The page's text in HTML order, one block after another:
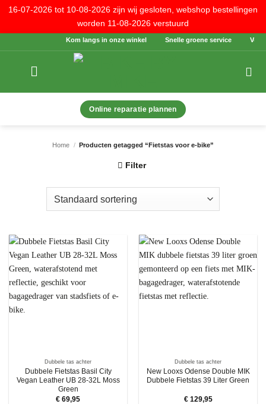
16-07-2026 tot 10-08-2026 zijn wij gesloten, webshop bestellingen
worden 11-08-2026 verstuurd
naar
Kom langs in onze winkel Snelle groene service Veilig
Online reparatie plannen
Home / Producten getagged “Fietstas voor e-bike”
Filter
Dubbele tas achter
Dubbele Fietstas Basil City
Vegan Leather UB 28-32L Moss
Green
€ 69,95
Dubbele tas achter
New Looxs Odense Double MIK
Dubbele Fietstas 39 Liter Green
€129,95